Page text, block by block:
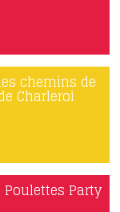
chemins de
Charleroi
Party